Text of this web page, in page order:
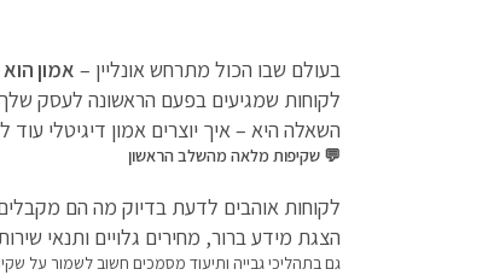
בעולם שבו הכול מתרחש אונליין – אמוןהוא
לקוחות שמגיעים בפעם הראשונה לעסק
השאלה היא – איך יוצרים אמון דיגיטלי עוד
💬 שקיפות מלאה מהשלבהראשון
לקוחות אוהבים לדעת בדיוק מה הם
הצגת מידע ברור, מחירים גלויים ותנאי
גם בתהליכי גבייה ותיעוד מסמכים חשוב לשמור על